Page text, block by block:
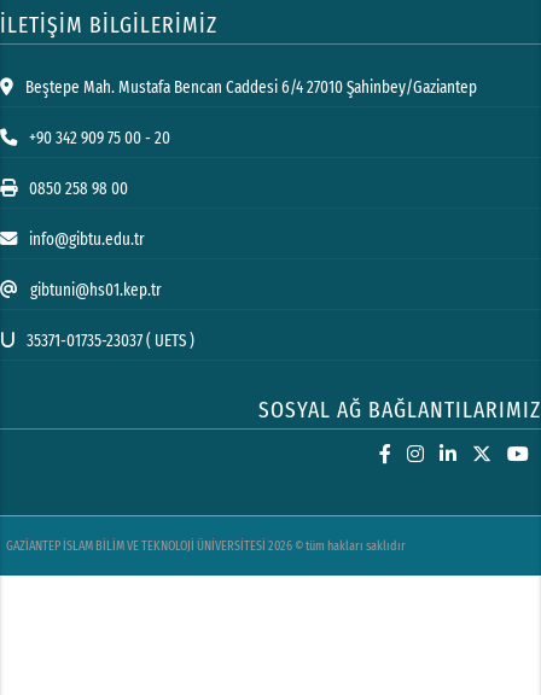
İLETİŞİM BİLGİLERİMİZ
Beştepe Mah. Mustafa Bencan Caddesi 6/4 27010 Şahinbey/Gaziantep
+90 342 909 75 00 - 20
0850 258 98 00
info@gibtu.edu.tr
gibtuni@hs01.kep.tr
35371-01735-23037 ( UETS )
SOSYAL AĞ BAĞLANTILARIMIZ
GAZİANTEP İSLAM BİLİM VE TEKNOLOJİ ÜNİVERSİTESİ 2026 © tüm hakları saklıdır